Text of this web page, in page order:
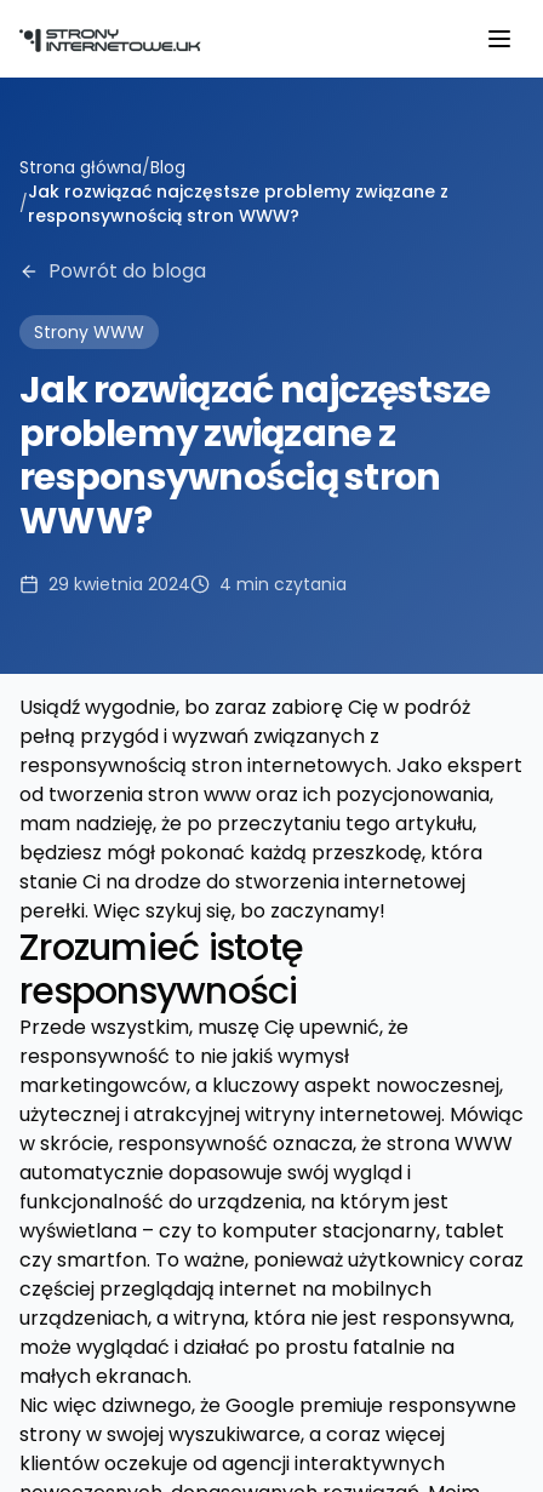
Strona główna/Blog
/Jak rozwiązać najczęstsze problemy związane z
responsywnością stron WWW?
Powrót do bloga
Strony WWW
Jak rozwiązać najczęstsze
problemy związane z
responsywnością stron
WWW?
29 kwietnia 2024 4 min czytania
Usiądź wygodnie, bo zaraz zabiorę Cię w podróż
pełną przygód i wyzwań związanych z
responsywnością stron internetowych. Jako ekspert
od tworzenia stron www oraz ich pozycjonowania,
mam nadzieję, że po przeczytaniu tego artykułu,
będziesz mógł pokonać każdą przeszkodę, która
stanie Ci na drodze do stworzenia internetowej
perełki. Więc szykuj się, bo zaczynamy!
Zrozumieć istotę
responsywności
Przede wszystkim, muszę Cię upewnić, że
responsywność to nie jakiś wymysł
marketingowców, a kluczowy aspekt nowoczesnej,
użytecznej i atrakcyjnej witryny internetowej. Mówiąc
w skrócie, responsywność oznacza, że strona WWW
automatycznie dopasowuje swój wygląd i
funkcjonalność do urządzenia, na którym jest
wyświetlana – czy to komputer stacjonarny, tablet
czy smartfon. To ważne, ponieważ użytkownicy coraz
częściej przeglądają internet na mobilnych
urządzeniach, a witryna, która nie jest responsywna,
może wyglądać i działać po prostu fatalnie na
małych ekranach.
Nic więc dziwnego, że Google premiuje responsywne
strony w swojej wyszukiwarce, a coraz więcej
klientów oczekuje od agencji interaktywnych